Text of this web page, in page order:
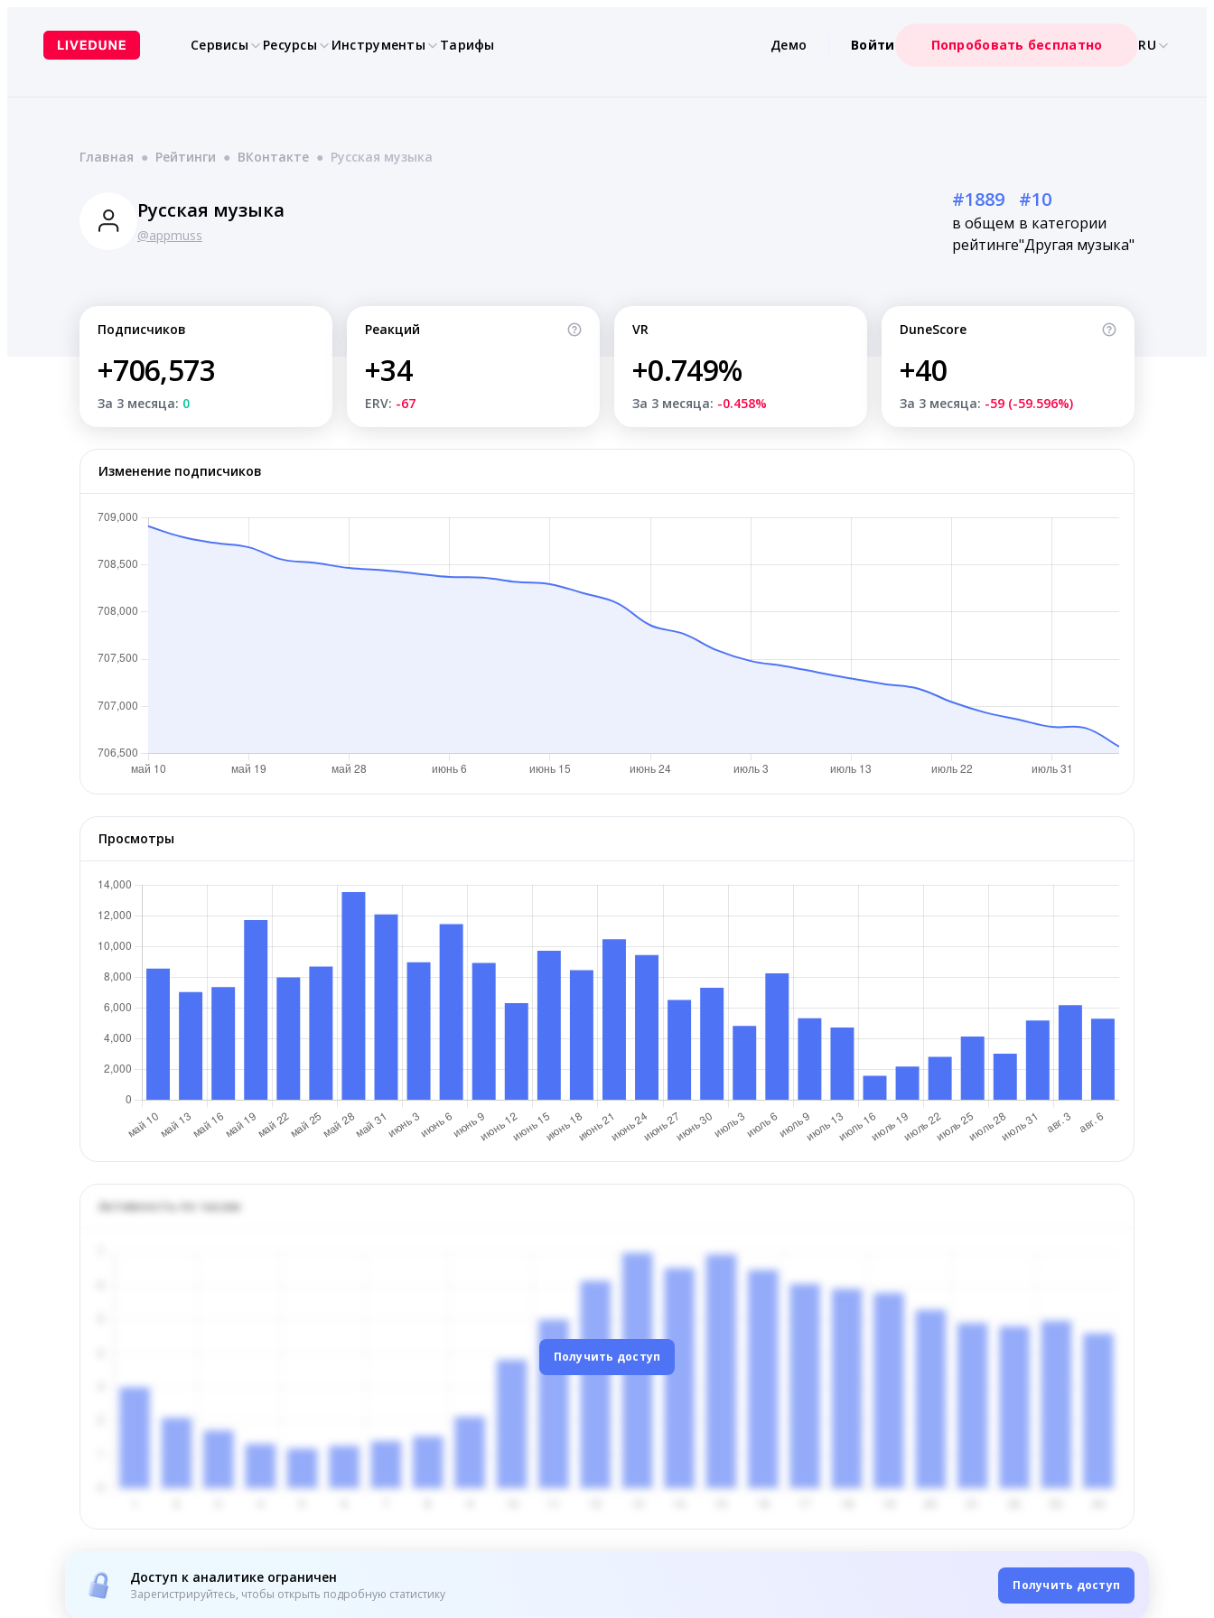
содержимому
Сервисы Ресурсы Инструменты Тарифы Демо Войти Попробовать бесплатно RU
Главная ● Рейтинги ● ВКонтакте ● Русская музыка
Русская музыка
@appmuss
#1889
в общем
рейтинге
#10
в категории
"Другая музыка"
Подписчиков
+706,573
За 3 месяца: 0
Реакций
+34
ERV: -67
VR
+0.749%
За 3 месяца: -0.458%
DuneScore
+40
За 3 месяца: -59 (-59.596%)
Изменение подписчиков
Просмотры
Активность по часам
Получить доступ
Доступ к аналитике ограничен
Зарегистрируйтесь, чтобы открыть подробную статистику
Получить доступ